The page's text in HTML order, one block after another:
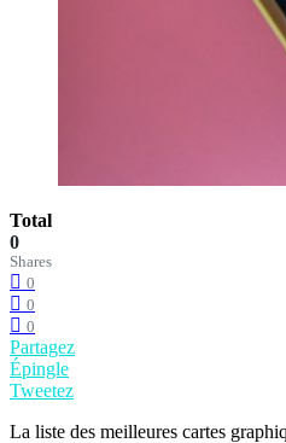
Total
0
Shares
0
0
0
Partagez
Épingle
Tweetez
La liste des meilleures cartes